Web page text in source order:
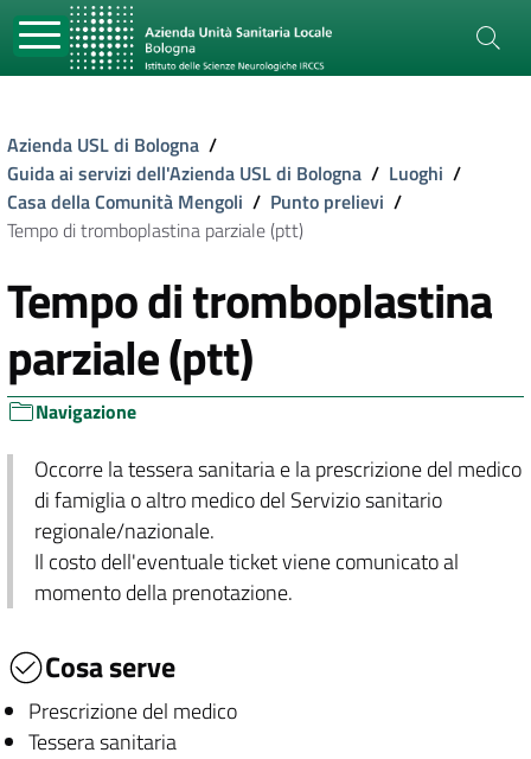
Azienda USL di Bologna /
Guida ai servizi dell'Azienda USL di Bologna / Luoghi /
Casa della Comunità Mengoli / Punto prelievi /
Tempo di tromboplastina parziale (ptt)
Tempo di tromboplastina
parziale (ptt)
Navigazione
Occorre la tessera sanitaria e la prescrizione del medico
di famiglia o altro medico del Servizio sanitario
regionale/nazionale.
Il costo dell'eventuale ticket viene comunicato al
momento della prenotazione.
Cosa serve
Prescrizione del medico
Tessera sanitaria